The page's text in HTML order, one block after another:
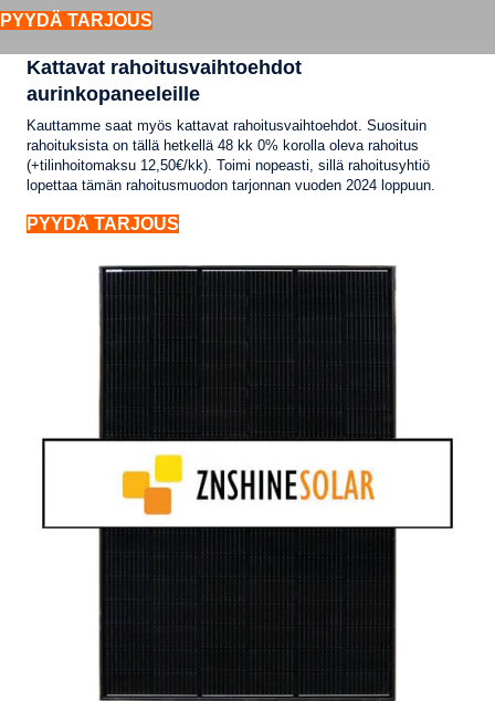
PYYDÄ TARJOUS
Kattavat rahoitusvaihtoehdot
aurinkopaneeleille
Kauttamme saat myös kattavat rahoitusvaihtoehdot. Suosituin
rahoituksista on tällä hetkellä 48 kk 0% korolla oleva rahoitus
(+tilinhoitomaksu 12,50€/kk). Toimi nopeasti, sillä rahoitusyhtiö
lopettaa tämän rahoitusmuodon tarjonnan vuoden 2024 loppuun.
PYYDÄ TARJOUS